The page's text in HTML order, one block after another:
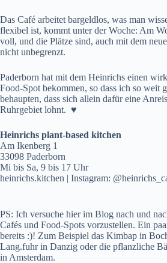
Das Café arbeitet bargeldlos, was man
flexibel ist, kommt unter der Woche: Am
voll, und die Plätze sind, auch mit dem
nicht unbegrenzt.
Paderborn hat mit dem Heinrichs einen
Food-Spot bekommen, so dass ich so weit
behaupten, dass sich allein dafür eine
Ruhrgebiet lohnt. ♥
Heinrichs plant-based kitchen
Am Ikenberg 1
33098 Paderborn
Mi bis Sa, 9 bis 17 Uhr
heinrichs.kitchen | Instagram:
PS: Ich versuche hier im Blog nach und
Cafés und Food-Spots vorzustellen. Ein
bereits :)! Zum Beispiel das Kimbap in
Lang.fuhr in Danzig oder die pflanzliche
in Amsterdam.